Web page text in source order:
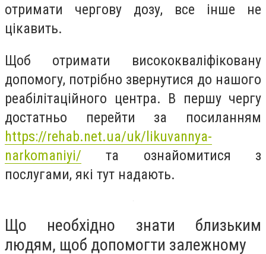
отримати чергову дозу, все інше не
цікавить.
Щоб отримати висококваліфіковану
допомогу, потрібно звернутися до нашого
реабілітаційного центра. В першу чергу
достатньо перейти за посиланням
https://rehab.net.ua/uk/likuvannya-
narkomaniyi/ та ознайомитися з
послугами, які тут надають.
Що необхідно знати близьким
людям, щоб допомогти залежному